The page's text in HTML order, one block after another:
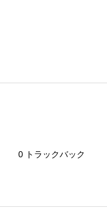
0 トラックバック